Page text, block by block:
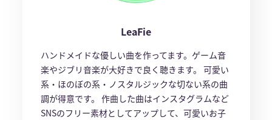
LeaFie
ハンドメイドな優しい曲を作ってます。ゲーム音
楽やジブリ音楽が大好きで良く聴きます。 可愛い
系・ほのぼの系・ノスタルジックな切ない系の曲
調が得意です。 作曲した曲はインスタグラムなど
SNSのフリー素材としてアップして、可愛いお子